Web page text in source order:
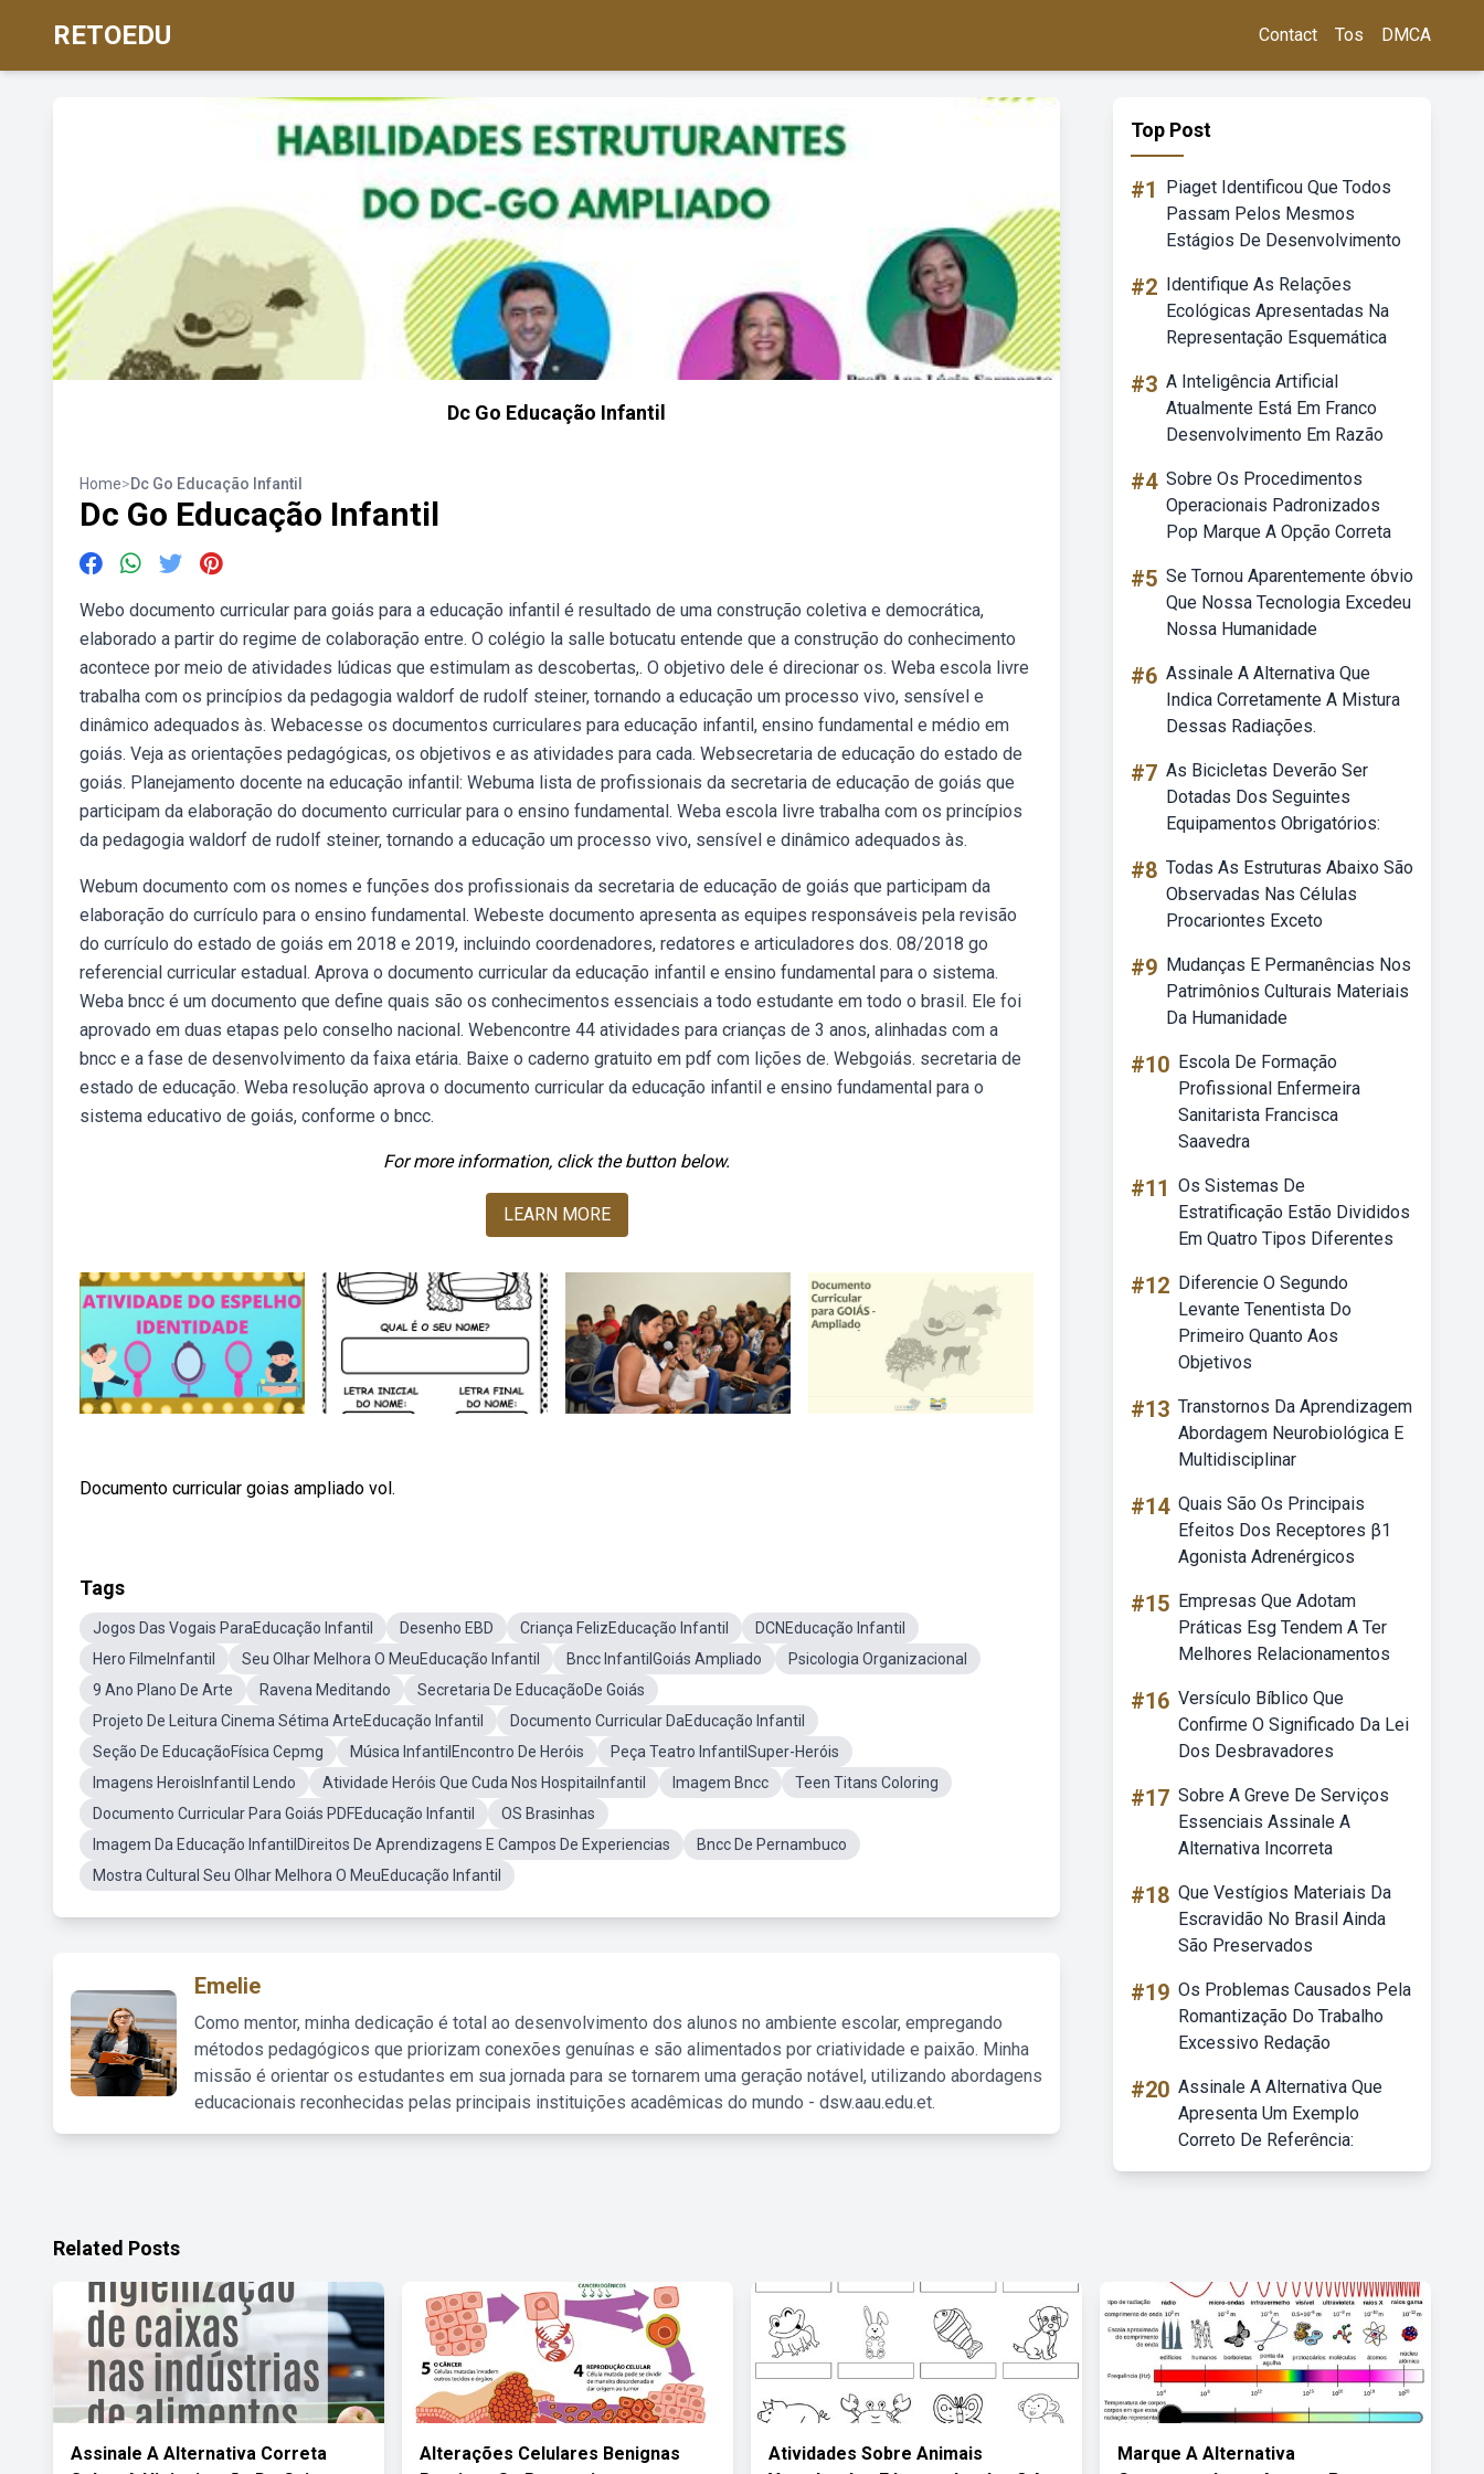
RETOEDU Contact Tos DMCA
Dc Go Educação Infantil
Home>Dc Go Educação Infantil
Dc Go Educação Infantil
Webo documento curricular para goiás para a educação infantil é resultado de uma construção coletiva e democrática,
elaborado a partir do regime de colaboração entre. O colégio la salle botucatu entende que a construção do conhecimento
acontece por meio de atividades lúdicas que estimulam as descobertas,. O objetivo dele é direcionar os. Weba escola livre
trabalha com os princípios da pedagogia waldorf de rudolf steiner, tornando a educação um processo vivo, sensível e
dinâmico adequados às. Webacesse os documentos curriculares para educação infantil, ensino fundamental e médio em
goiás. Veja as orientações pedagógicas, os objetivos e as atividades para cada. Websecretaria de educação do estado de
goiás. Planejamento docente na educação infantil: Webuma lista de profissionais da secretaria de educação de goiás que
participam da elaboração do documento curricular para o ensino fundamental. Weba escola livre trabalha com os princípios
da pedagogia waldorf de rudolf steiner, tornando a educação um processo vivo, sensível e dinâmico adequados às.
Webum documento com os nomes e funções dos profissionais da secretaria de educação de goiás que participam da
elaboração do currículo para o ensino fundamental. Webeste documento apresenta as equipes responsáveis pela revisão
do currículo do estado de goiás em 2018 e 2019, incluindo coordenadores, redatores e articuladores dos. 08/2018 go
referencial curricular estadual. Aprova o documento curricular da educação infantil e ensino fundamental para o sistema.
Weba bncc é um documento que define quais são os conhecimentos essenciais a todo estudante em todo o brasil. Ele foi
aprovado em duas etapas pelo conselho nacional. Webencontre 44 atividades para crianças de 3 anos, alinhadas com a
bncc e a fase de desenvolvimento da faixa etária. Baixe o caderno gratuito em pdf com lições de. Webgoiás. secretaria de
estado de educação. Weba resolução aprova o documento curricular da educação infantil e ensino fundamental para o
sistema educativo de goiás, conforme o bncc.
For more information, click the button below.
LEARN MORE
Documento curricular goias ampliado vol.
Tags
Jogos Das Vogais ParaEducação Infantil Desenho EBD Criança FelizEducação Infantil
DCNEducação Infantil
Hero FilmeInfantil
Seu Olhar Melhora O MeuEducação Infantil Bncc InfantilGoiás Ampliado
Psicologia Organizacional
9 Ano Plano De Arte
Ravena Meditando
Secretaria De EducaçãoDe Goiás
Projeto De Leitura Cinema Sétima ArteEducação Infantil
Documento Curricular DaEducação Infantil
Seção De EducaçãoFísica Cepmg
Música InfantilEncontro De Heróis
Peça Teatro InfantilSuper-Heróis
Imagens HeroisInfantil Lendo
Atividade Heróis Que Cuda Nos HospitaiInfantil Imagem Bncc
Teen Titans Coloring
Documento Curricular Para Goiás PDFEducação Infantil
OS Brasinhas
Imagem Da Educação InfantilDireitos De Aprendizagens E Campos De Experiencias
Bncc De Pernambuco
Mostra Cultural Seu Olhar Melhora O MeuEducação Infantil
Emelie
Como mentor, minha dedicação é total ao desenvolvimento dos alunos no ambiente escolar, empregando
métodos pedagógicos que priorizam conexões genuínas e são alimentados por criatividade e paixão. Minha
missão é orientar os estudantes em sua jornada para se tornarem uma geração notável, utilizando abordagens
educacionais reconhecidas pelas principais instituições acadêmicas do mundo - dsw.aau.edu.et.
Top Post
#1
Piaget Identificou Que Todos
Passam Pelos Mesmos
Estágios De Desenvolvimento
#2 Identifique As Relações
Ecológicas Apresentadas Na
Representação Esquemática
#3 A Inteligência Artificial
Atualmente Está Em Franco
Desenvolvimento Em Razão
#4 Sobre Os Procedimentos
Operacionais Padronizados
Pop Marque A Opção Correta
#5 Se Tornou Aparentemente óbvio
Que Nossa Tecnologia Excedeu
Nossa Humanidade
#6 Assinale A Alternativa Que
Indica Corretamente A Mistura
Dessas Radiações.
#7 As Bicicletas Deverão Ser
Dotadas Dos Seguintes
Equipamentos Obrigatórios:
#8 Todas As Estruturas Abaixo São
Observadas Nas Células
Procariontes Exceto
#9 Mudanças E Permanências Nos
Patrimônios Culturais Materiais
Da Humanidade
#10 Escola De Formação
Profissional Enfermeira
Sanitarista Francisca
Saavedra
#11 Os Sistemas De
Estratificação Estão Divididos
Em Quatro Tipos Diferentes
#12 Diferencie O Segundo
Levante Tenentista Do
Primeiro Quanto Aos
Objetivos
#13 Transtornos Da Aprendizagem
Abordagem Neurobiológica E
Multidisciplinar
#14 Quais São Os Principais
Efeitos Dos Receptores β1
Agonista Adrenérgicos
#15 Empresas Que Adotam
Práticas Esg Tendem A Ter
Melhores Relacionamentos
#16 Versículo Bíblico Que
Confirme O Significado Da Lei
Dos Desbravadores
#17 Sobre A Greve De Serviços
Essenciais Assinale A
Alternativa Incorreta
#18 Que Vestígios Materiais Da
Escravidão No Brasil Ainda
São Preservados
#19 Os Problemas Causados Pela
Romantização Do Trabalho
Excessivo Redação
#20 Assinale A Alternativa Que
Apresenta Um Exemplo
Correto De Referência:
Related Posts
Assinale A Alternativa Correta
Alterações Celulares Benignas
Atividades Sobre Animais
Marque A Alternativa